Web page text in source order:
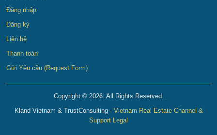
Đăng nhập
Đăng ký
Liên hệ
Thanh toán
Gửi Yêu cầu (Request Form)
Copyright © 2026. All Rights Reserved.
Kland Vietnam & TrustConsulting - Vietnam Real Estate Channel &
Support Legal